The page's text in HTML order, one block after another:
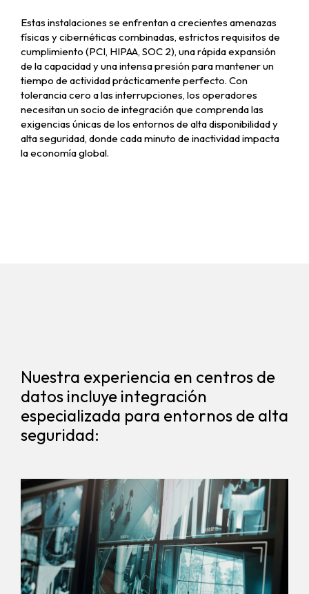
Estas instalaciones se enfrentan a crecientes amenazas
físicas y cibernéticas combinadas, estrictos requisitos de
cumplimiento (PCI, HIPAA, SOC 2), una rápida expansión
de la capacidad y una intensa presión para mantener un
tiempo de actividad prácticamente perfecto. Con
tolerancia cero a las interrupciones, los operadores
necesitan un socio de integración que comprenda las
exigencias únicas de los entornos de alta disponibilidad y
alta seguridad, donde cada minuto de inactividad impacta
la economía global.
Nuestra experiencia en centros de
datos incluye integración
especializada para entornos de alta
seguridad: